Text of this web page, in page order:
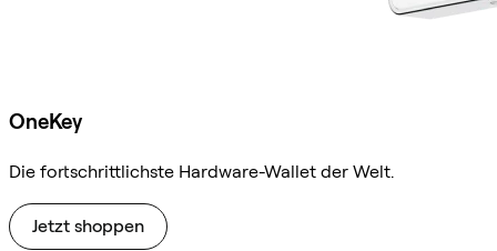
OneKey
Die fortschrittlichste Hardware-Wallet der Welt.
Jetzt shoppen